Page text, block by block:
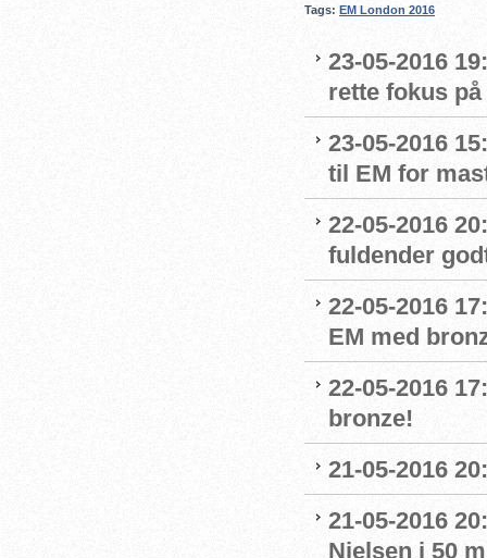
Tags: EM London 2016
23-05-2016
rette fokus
23-05-2016
til EM for
22-05-2016
fuldender
22-05-2016
EM med
22-05-2016
bronze!
21-05-2016
21-05-2016
Nielsen i 50